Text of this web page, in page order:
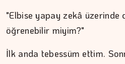
"Elbise yapay zekâ üzerinde
öğrenebilir miyim?"
İlk anda tebessüm ettim.